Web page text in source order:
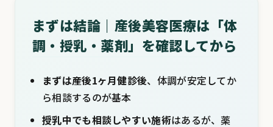
まずは結論｜産後美容医療は「体
調・授乳・薬剤」を確認してから
まずは産後1ヶ月健診後、体調が安定してか
ら相談するのが基本
授乳中でも相談しやすい施術はあるが、薬